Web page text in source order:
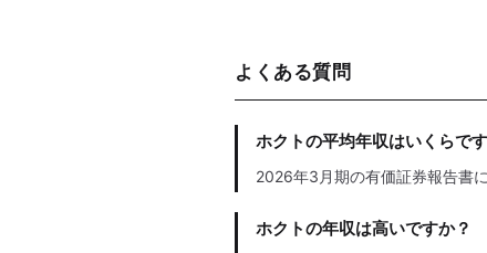
よくある質問
ホクトの平均年収はいくらで
2026年3月期の有価証券報告書
ホクトの年収は高いですか？